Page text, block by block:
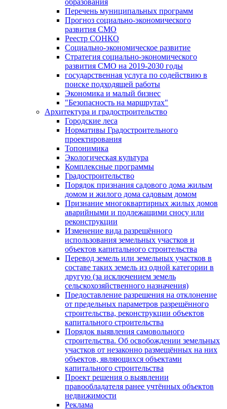
образования
Перечень муниципальных программ
Прогноз социально-экономического
развития СМО
Реестр СОНКО
Социально-экономическое развитие
Стратегия социально-экономического
развития СМО на 2019-2030 годы
государственная услуга по содействию в
поиске подходящей работы
Экономика и малый бизнес
"Безопасность на маршрутах"
Архитектура и градостроительство
Городские леса
Нормативы Градостроительного
проектирования
Топонимика
Экологическая культура
Комплексные программы
Градостроительство
Порядок признания садового дома жилым
домом и жилого дома садовым домом
Признание многоквартирных жилых домов
аварийными и подлежащими сносу или
реконструкции
Изменение вида разрешённого
использования земельных участков и
объектов капитального строительства
Перевод земель или земельных участков в
составе таких земель из одной категории в
другую (за исключением земель
сельскохозяйственного назначения)
Предоставление разрешения на отклонение
от предельных параметров разрешённого
строительства, реконструкции объектов
капитального строительства
Порядок выявления самовольного
строительства. Об освобождении земельных
участков от незаконно размещённых на них
объектов, являющихся объектами
капитального строительства
Проект решения о выявлении
правообладателя ранее учтённых объектов
недвижимости
Реклама